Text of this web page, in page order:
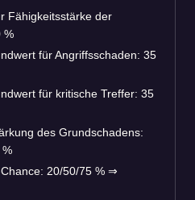
Fähigkeitsstärke der
%
für Angriffsschaden: 35
für kritische Treffer: 35
des Grundschadens:
%
20/50/75 % ⇒